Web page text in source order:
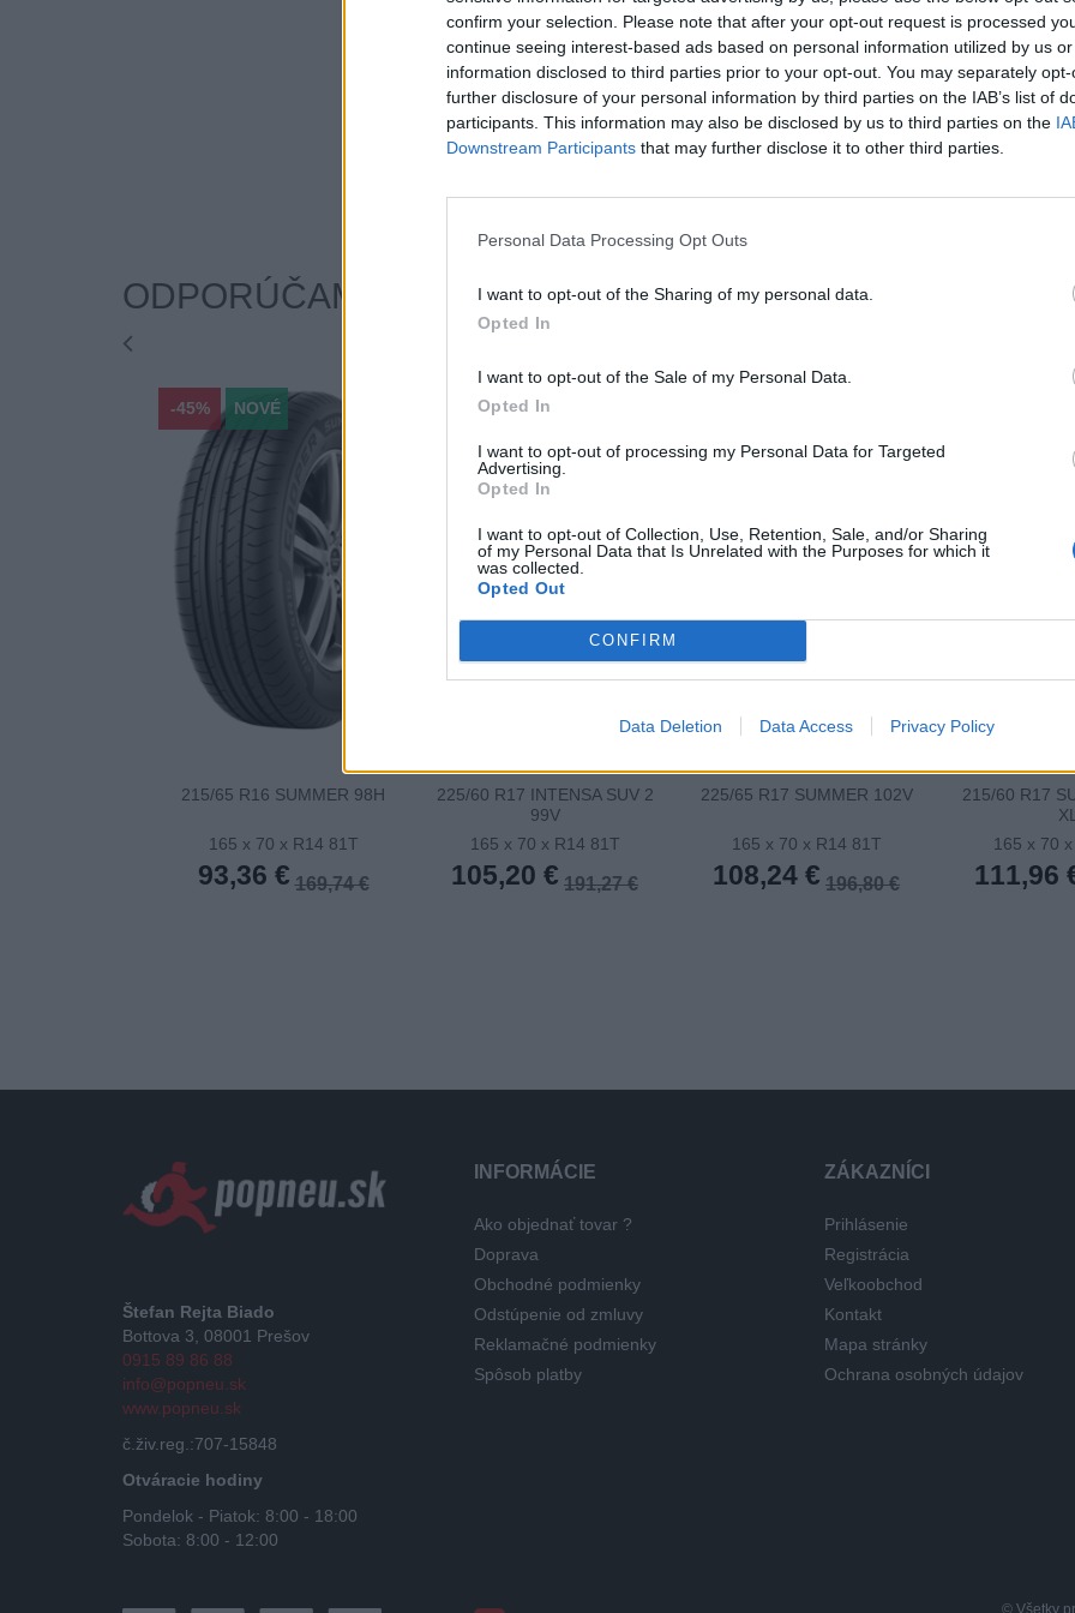
confirm your selection. Please note that after your opt-out request is processed
continue seeing interest-based ads based on personal information utilized by us
information disclosed to third parties prior to your opt-out. You may separately
further disclosure of your personal information by third parties on the IAB’s list of
participants. This information may also be disclosed by us to third parties on the
Downstream Participants that may further disclose it to other third parties.
Personal Data Processing Opt Outs
I want to opt-out of the Sharing of my personal data.
Opted In
I want to opt-out of the Sale of my Personal Data.
Opted In
I want to opt-out of processing my Personal Data for Targeted
Advertising.
Opted In
I want to opt-out of Collection, Use, Retention, Sale, and/or Sharing
of my Personal Data that Is Unrelated with the Purposes for which it
was collected.
Opted Out
CONFIRM
Data Deletion Data Access Privacy Policy
Sezóna:
Spotreba paliva:
Trieda vozu:
C1
Valivý odpor:
E
Zosilnenie:
XL
ODPORÚČAME
-45% NOVÉ
215/65 R16 SUMMER 98H
165 x 70 x R14 81T
93,36 € 169,74 €
225/60 R17 INTENSA SUV 2
99V
165 x 70 x R14 81T
105,20 € 191,27 €
225/65 R17 SUMMER 102V
165 x 70 x R14 81T
108,24 € 196,80 €
215/60 R17
XL
165 x 70
111,96
Štefan Rejta Biado
Bottova 3, 08001 Prešov
0915 89 86 88
info@popneu.sk
www.popneu.sk
č.živ.reg.:707-15848
Otváracie hodiny
Pondelok - Piatok: 8:00 - 18:00
Sobota: 8:00 - 12:00
INFORMÁCIE
Ako objednať tovar ?
Doprava
Obchodné podmienky
Odstúpenie od zmluvy
Reklamačné podmienky
Spôsob platby
ZÁKAZNÍCI
Prihlásenie
Registrácia
Veľkoobchod
Kontakt
Mapa stránky
Ochrana osobných údajov